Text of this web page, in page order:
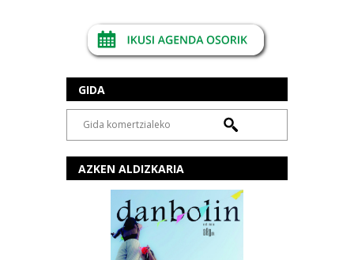
GIDA
AZKEN ALDIZKARIA